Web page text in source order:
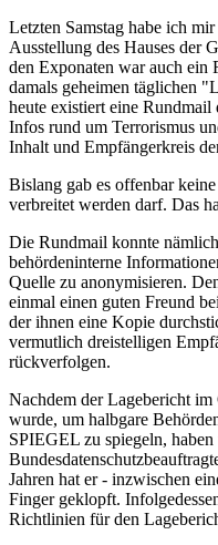
Letzten Samstag habe ich
Ausstellung des Hauses der
den Exponaten war auch ein
damals geheimen täglichen
heute existiert eine Rundmail
Infos rund um Terrorismus
Inhalt und Empfängerkreis
Bislang gab es offenbar
verbreitet werden darf. Das
Die Rundmail konnte
behördeninterne
Quelle zu anonymisieren.
einmal einen guten Freund
der ihnen eine Kopie
vermutlich dreistelligen
rückverfolgen.
Nachdem der Lagebericht
wurde, um halbgare
SPIEGEL zu spiegeln,
Jahren hat er - inzwischen
Finger geklopft.
Richtlinien für den